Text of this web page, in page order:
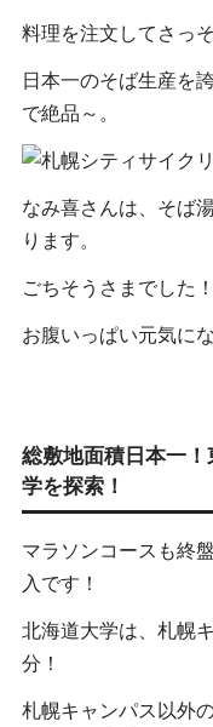
料理を注文してさっ
日本一のそば生産を
で絶品～。
なみ喜さんは、そば
ります。
ごちそうさまでした！
お腹いっぱい元気に
総敷地面積日本一
学を探索！
マラソンコースも終盤
入です！
北海道大学は、札幌
分！
札幌キャンパス以外